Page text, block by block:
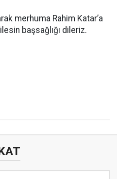
merhuma Rahim Katar’a
başsağlığı dileriz.